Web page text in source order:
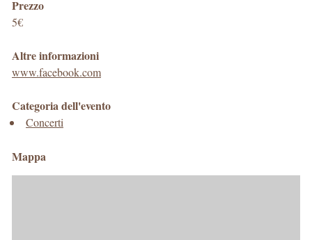
Prezzo
5€
Altre informazioni
www.facebook.com
Categoria dell'evento
Concerti
Mappa